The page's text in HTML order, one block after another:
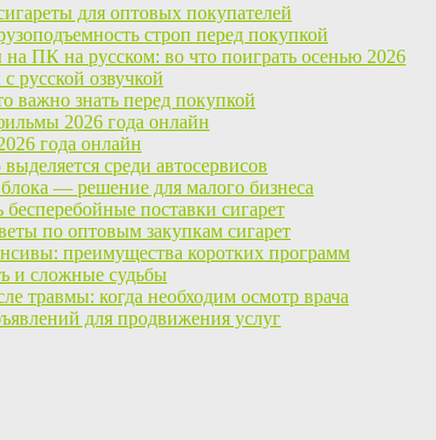
для оптовых покупателей
строп перед покупкой
ПК на русском: во что поиграть осенью 2026
русской озвучкой
важно знать перед покупкой
2026 года онлайн
года онлайн
среди автосервисов
— решение для малого бизнеса
бесперебойные поставки сигарет
по оптовым закупкам сигарет
преимущества коротких программ
и сложные судьбы
травмы: когда необходим осмотр врача
для продвижения услуг